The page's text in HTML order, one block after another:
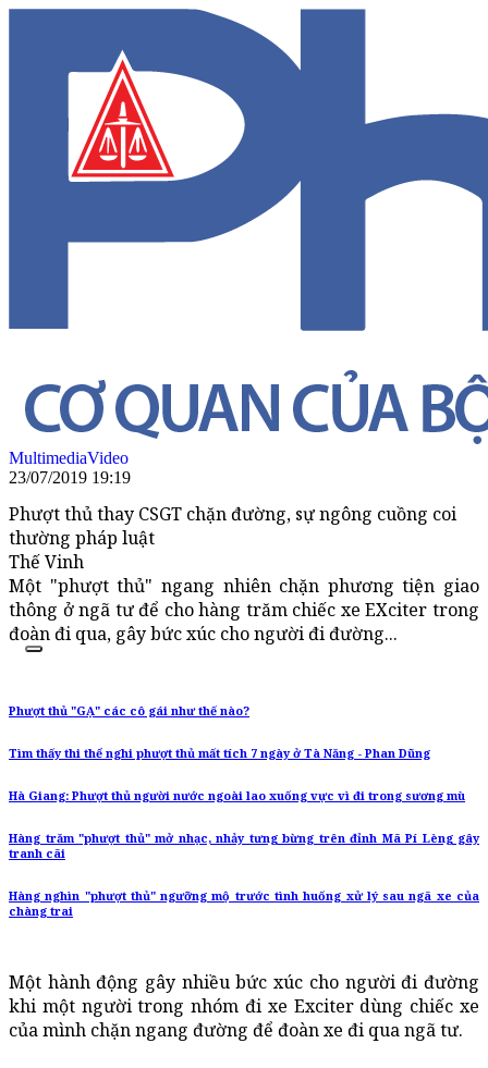
MultimediaVideo
23/07/2019 19:19
Phượt thủ thay CSGT chặn đường, sự ngông cuồng coi
thường pháp luật
Thế Vinh
Một "phượt thủ" ngang nhiên chặn phương tiện giao
thông ở ngã tư để cho hàng trăm chiếc xe EXciter trong
đoàn đi qua, gây bức xúc cho người đi đường...
Phượt thủ "GẠ" các cô gái như thế nào?
Tìm thấy thi thể nghi phượt thủ mất tích 7 ngày ở Tà Năng - Phan Dũng
Hà Giang: Phượt thủ người nước ngoài lao xuống vực vì đi trong sương mù
Hàng trăm "phượt thủ" mở nhạc, nhảy tưng bừng trên đỉnh Mã Pí Lèng gây
tranh cãi
Hàng nghìn "phượt thủ" ngưỡng mộ trước tình huống xử lý sau ngã xe của
chàng trai
Một hành động gây nhiều bức xúc cho người đi đường
khi một người trong nhóm đi xe Exciter dùng chiếc xe
của mình chặn ngang đường để đoàn xe đi qua ngã tư.